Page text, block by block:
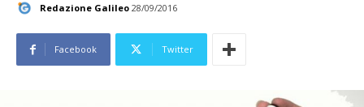
Redazione Galileo 28/09/2016
Facebook Twitter